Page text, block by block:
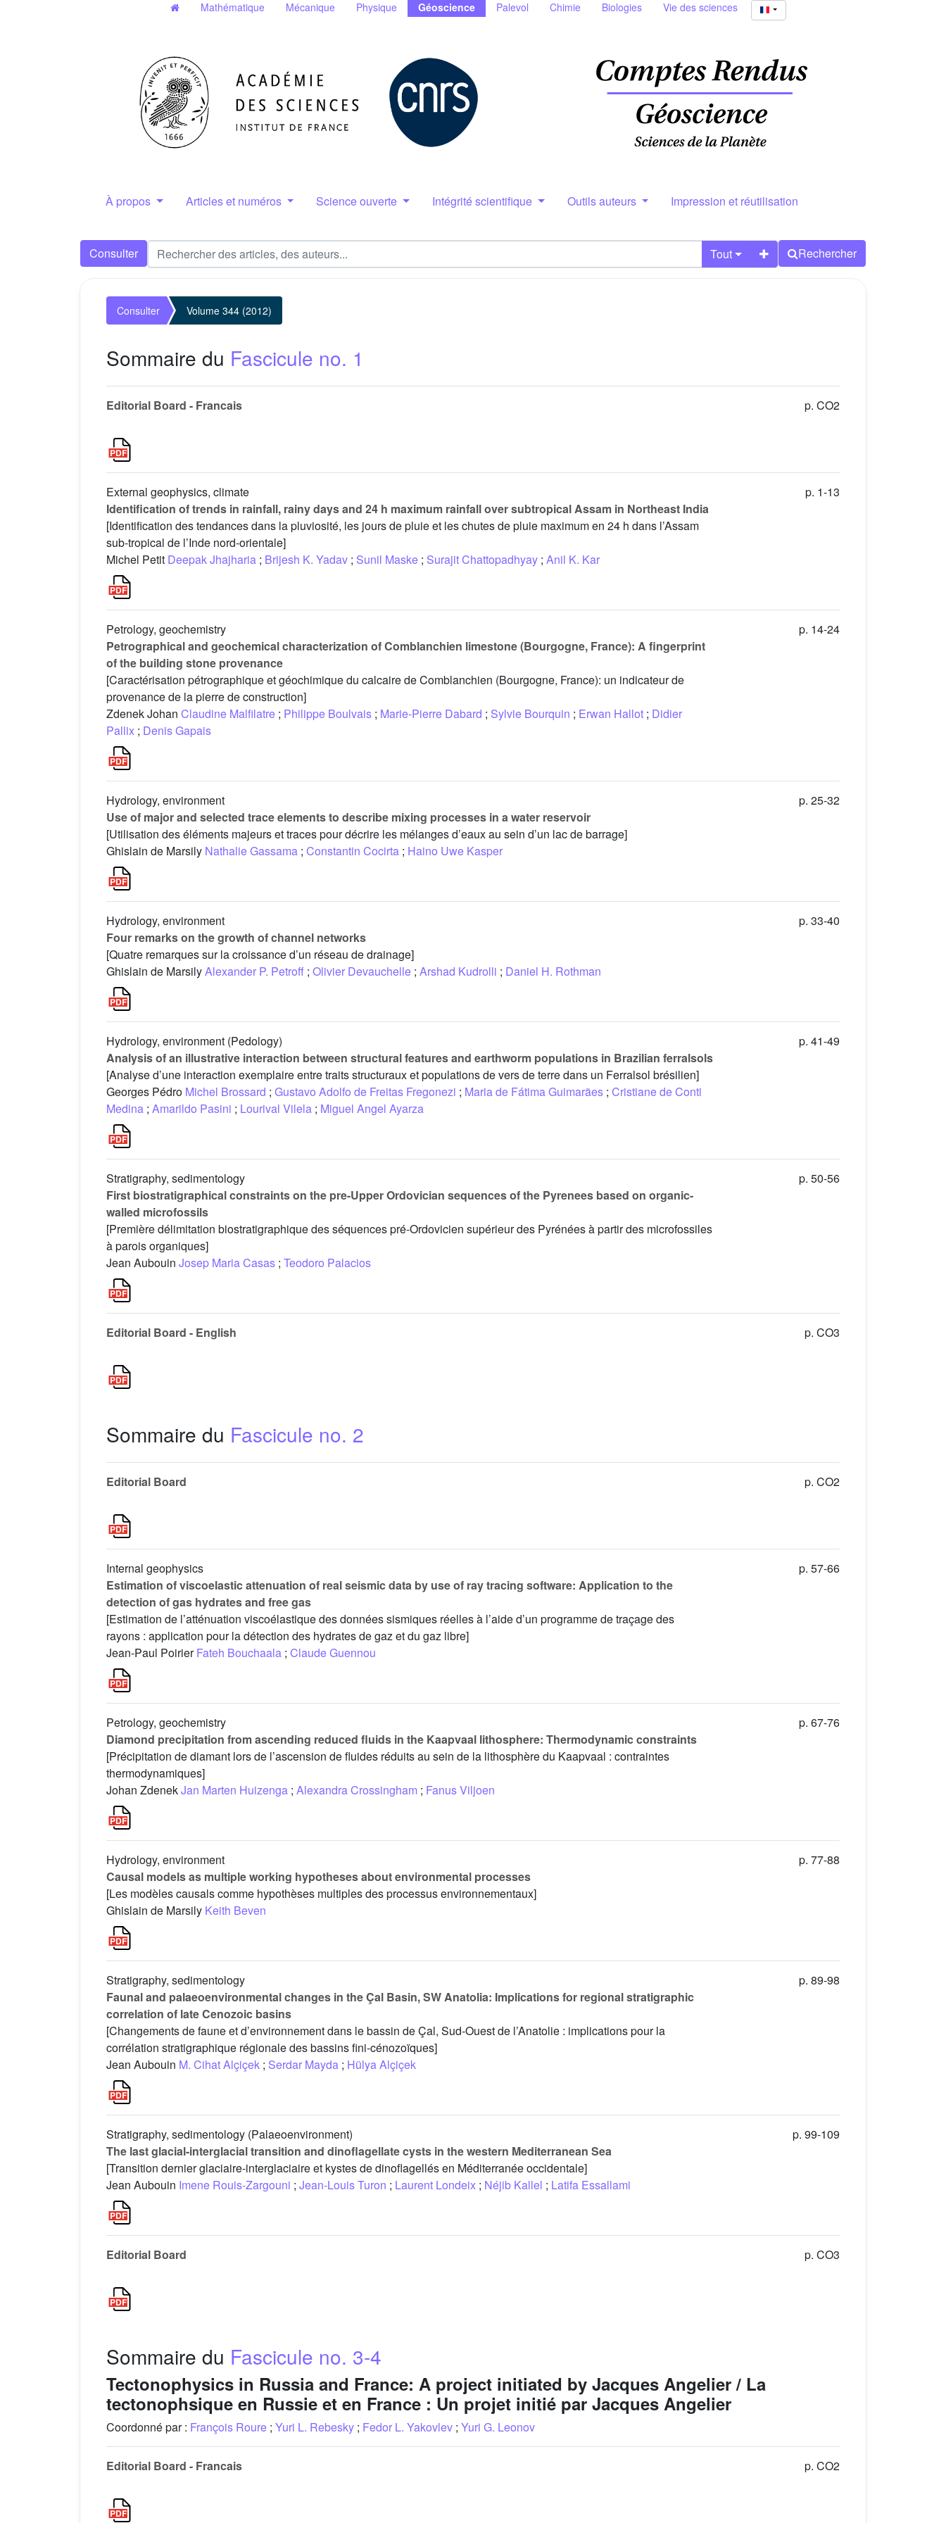
Mathématique Mécanique Physique Géoscience Palevol Chimie Biologies Vie des sciences
À propos Articles et numéros Science ouverte Intégrité scientifique Outils auteurs Impression et réutilisation
Consulter Tout Rechercher
Consulter Volume 344 (2012)
Sommaire du Fascicule no. 1
Editorial Board - Francais p. CO2
External geophysics, climate
Identification of trends in rainfall, rainy days and 24 h maximum rainfall over subtropical Assam in Northeast India
[Identification des tendances dans la pluviosité, les jours de pluie et les chutes de pluie maximum en 24 h dans l’Assam
sub-tropical de l’Inde nord-orientale]
Michel Petit Deepak Jhajharia ; Brijesh K. Yadav ; Sunil Maske ; Surajit Chattopadhyay ; Anil K. Kar
p. 1-13
Petrology, geochemistry
Petrographical and geochemical characterization of Comblanchien limestone (Bourgogne, France): A fingerprint
of the building stone provenance
[Caractérisation pétrographique et géochimique du calcaire de Comblanchien (Bourgogne, France): un indicateur de
provenance de la pierre de construction]
Zdenek Johan Claudine Malfilatre ; Philippe Boulvais ; Marie-Pierre Dabard ; Sylvie Bourquin ; Erwan Hallot ; Didier
Pallix ; Denis Gapais
p. 14-24
Hydrology, environment
Use of major and selected trace elements to describe mixing processes in a water reservoir
[Utilisation des éléments majeurs et traces pour décrire les mélanges d’eaux au sein d’un lac de barrage]
Ghislain de Marsily Nathalie Gassama ; Constantin Cocirta ; Haino Uwe Kasper
p. 25-32
Hydrology, environment
Four remarks on the growth of channel networks
[Quatre remarques sur la croissance d’un réseau de drainage]
Ghislain de MarsilyAlexander P. Petroff ; Olivier Devauchelle ; Arshad Kudrolli ; Daniel H. Rothman
p. 33-40
Hydrology, environment (Pedology)
Analysis of an illustrative interaction between structural features and earthworm populations in Brazilian ferralsols
[Analyse d’une interaction exemplaire entre traits structuraux et populations de vers de terre dans un Ferralsol brésilien]
Georges Pédro Michel Brossard ; Gustavo Adolfo de Freitas Fregonezi ; Maria de Fátima Guimarães ; Cristiane de Conti
Medina ; Amarildo Pasini ; Lourival Vilela ; Miguel Angel Ayarza
p. 41-49
Stratigraphy, sedimentology
First biostratigraphical constraints on the pre-Upper Ordovician sequences of the Pyrenees based on organic-
walled microfossils
[Première délimitation biostratigraphique des séquences pré-Ordovicien supérieur des Pyrénées à partir des microfossiles
à parois organiques]
Jean Aubouin Josep Maria Casas ; Teodoro Palacios
p. 50-56
Editorial Board - English p. CO3
Sommaire du Fascicule no. 2
Editorial Board p. CO2
Internal geophysics
Estimation of viscoelastic attenuation of real seismic data by use of ray tracing software: Application to the
detection of gas hydrates and free gas
[Estimation de l’atténuation viscoélastique des données sismiques réelles à l’aide d’un programme de traçage des
rayons : application pour la détection des hydrates de gaz et du gaz libre]
Jean-Paul PoirierFateh Bouchaala ; Claude Guennou
p. 57-66
Petrology, geochemistry
Diamond precipitation from ascending reduced fluids in the Kaapvaal lithosphere: Thermodynamic constraints
[Précipitation de diamant lors de l’ascension de fluides réduits au sein de la lithosphère du Kaapvaal : contraintes
thermodynamiques]
Johan ZdenekJan Marten Huizenga ; Alexandra Crossingham ; Fanus Viljoen
p. 67-76
Hydrology, environment
Causal models as multiple working hypotheses about environmental processes
[Les modèles causals comme hypothèses multiples des processus environnementaux]
Ghislain de Marsily Keith Beven
p. 77-88
Stratigraphy, sedimentology
Faunal and palaeoenvironmental changes in the Çal Basin, SW Anatolia: Implications for regional stratigraphic
correlation of late Cenozoic basins
[Changements de faune et d’environnement dans le bassin de Çal, Sud-Ouest de l’Anatolie : implications pour la
corrélation stratigraphique régionale des bassins fini-cénozoïques]
Jean Aubouin M. Cihat Alçiçek ; Serdar Mayda ; Hülya Alçiçek
p. 89-98
Stratigraphy, sedimentology (Palaeoenvironment)
The last glacial-interglacial transition and dinoflagellate cysts in the western Mediterranean Sea
[Transition dernier glaciaire-interglaciaire et kystes de dinoflagellés en Méditerranée occidentale]
Jean Aubouin Imene Rouis-Zargouni ; Jean-Louis Turon ; Laurent Londeix ; Néjib Kallel ; Latifa Essallami
p. 99-109
Editorial Board p. CO3
Sommaire du Fascicule no. 3-4
Tectonophysics in Russia and France: A project initiated by Jacques Angelier / La
tectonophsique en Russie et en France : Un projet initié par Jacques Angelier
Coordonné par : François Roure ; Yuri L. Rebesky ; Fedor L. Yakovlev ; Yuri G. Leonov
Editorial Board - Francais p. CO2